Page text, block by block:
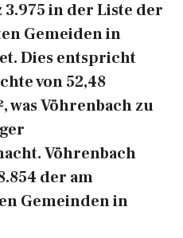
3.975 in der Liste der
Gemeiden in
Dies entspricht
von 52,48
was Vöhrenbach zu
Vöhrenbach
der am
Gemeinden in